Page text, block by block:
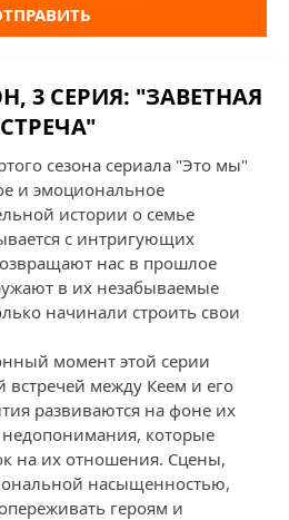
3 СЕРИЯ: "ЗАВЕТНАЯ
сезона сериала "Это мы"
и эмоциональное
истории о семье
с интригующих
нас в прошлое
в их незабываемые
начинали строить свои
момент этой серии
встречей между Кеем и его
развиваются на фоне их
которые
на их отношения. Сцены,
насыщенностью,
героям и